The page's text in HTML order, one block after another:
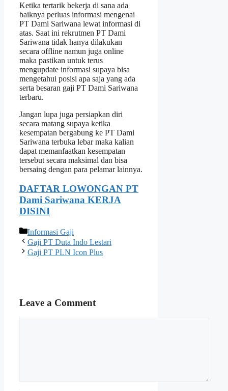
Ketika tertarik bekerja di sana ada
baiknya perluas informasi mengenai
PT Dami Sariwana lewat informasi di
atas. Saat ini rekrutmen PT Dami
Sariwana tidak hanya dilakukan
secara offline namun juga online
maka pastikan untuk terus
mengupdate informasi supaya bisa
mengetahui posisi apa saja yang ada
serta besaran gaji PT Dami Sariwana
terbaru.
Jangan lupa juga persiapkan diri
secara matang supaya ketika
kesempatan bergabung ke PT Dami
Sariwana terbuka lebar maka kalian
dapat memanfaatkan kesempatan
tersebut secara maksimal dan bisa
bersaing dengan para pelamar lainnya.
DAFTAR LOWONGAN PT
Dami Sariwana KERJA
DISINI
Categories
Informasi Gaji
Gaji PT Duta Indo Lestari
Gaji PT PLN Icon Plus
Leave a Comment